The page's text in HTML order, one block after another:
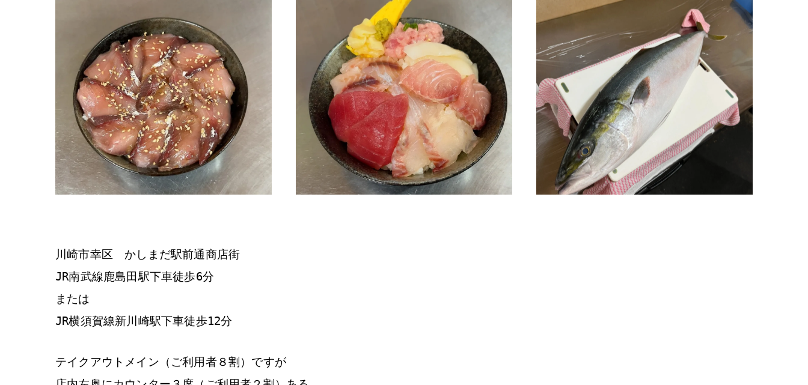
川崎市幸区 かしまだ駅前通商店街
JR南武線鹿島田駅下車徒歩6分
または
JR横須賀線新川崎駅下車徒歩12分
テイクアウトメイン（ご利用者８割）ですが